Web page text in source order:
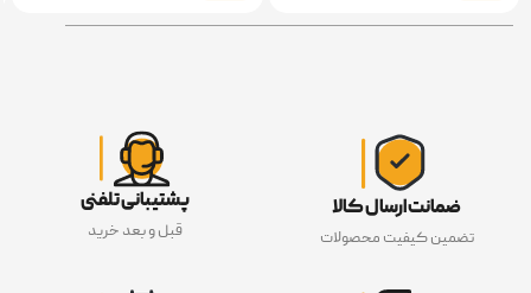
ضمانت ارسال کالا
تضمین کیفیت محصولات
پشتیبانی تلفنی
قبل و بعد خرید